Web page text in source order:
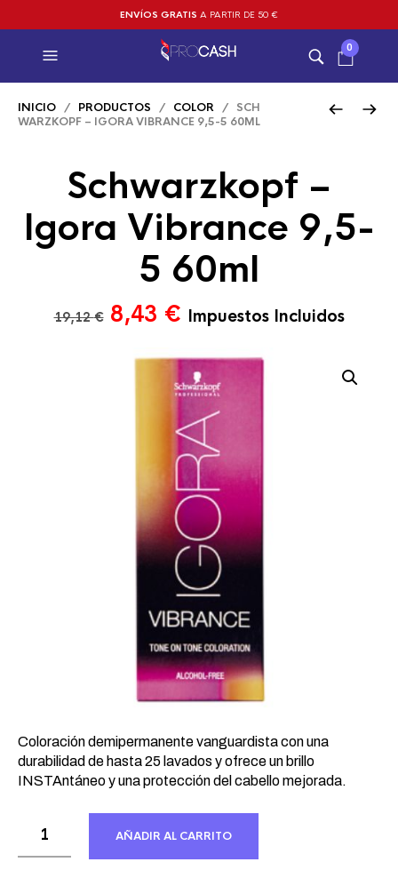
ENVÍOS GRATIS A PARTIR DE 50 €
0
INICIO / PRODUCTOS / COLOR / SCH
WARZKOPF – IGORA VIBRANCE 9,5-5 60ML
Schwarzkopf –
Igora Vibrance 9,5-
5 60ml
19,12€ El
original
19,12 €.
8,43 €El
precio
actual
es:
8,43 €.
Impuestos Incluidos
Coloración demipermanente vanguardista con una
durabilidad de hasta 25 lavados y ofrece un brillo
INSTAntáneo y una protección del cabello mejorada.
AÑADIR AL CARRITO